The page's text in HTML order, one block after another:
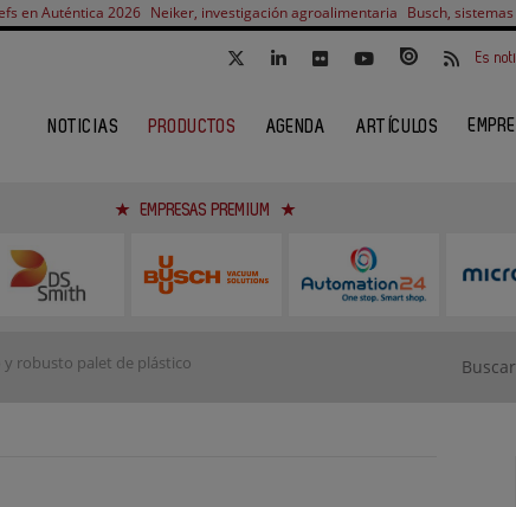
en Auténtica 2026 Neiker, investigación agroalimentaria Busch,
Es
NOTICIAS PRODUCTOS AGENDA ARTÍCULOS
EMPRESAS PREMIUM
y robusto palet de plástico